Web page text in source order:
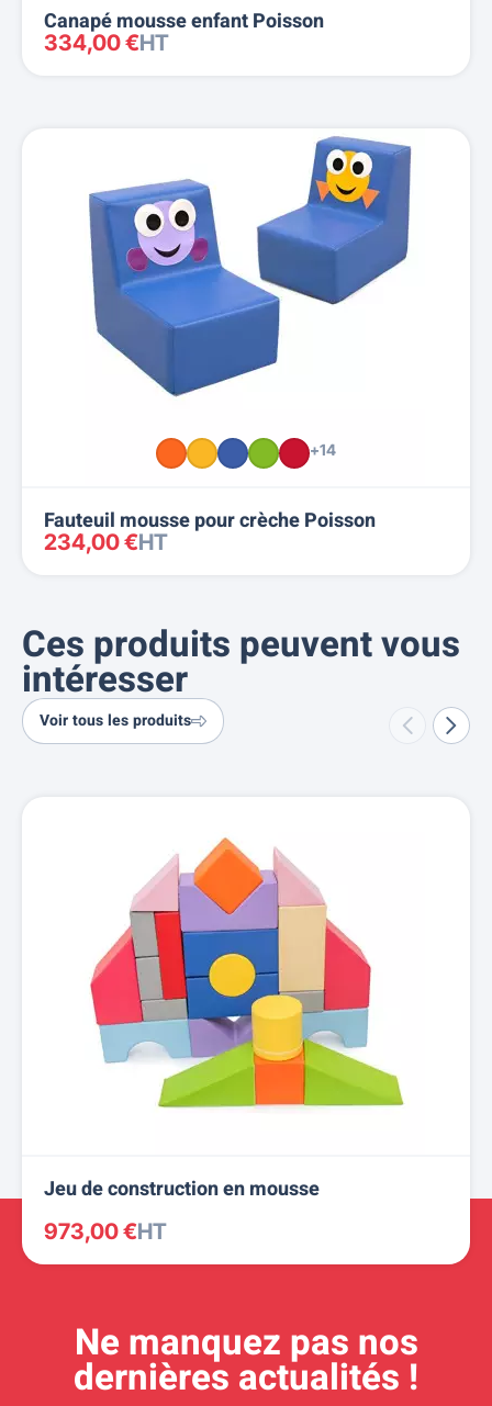
Canapé mousse enfant Poisson
334,00 €HT
+14
Fauteuil mousse pour crèche Poisson
234,00 €HT
Ces produits peuvent vous
intéresser
Voir tous les produits
Jeu de construction en mousse
973,00 €HT
Ne manquez pas nos
dernières actualités !